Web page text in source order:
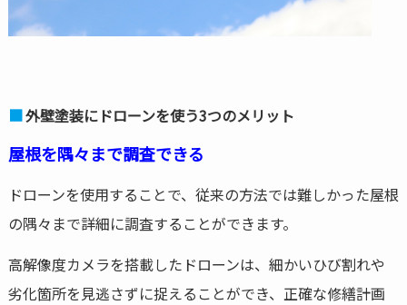
外壁塗装にドローンを使う3つのメリット
屋根を隅々まで調査できる
ドローンを使用することで、従来の方法では難しかった屋根
の隅々まで詳細に調査することができます。
高解像度カメラを搭載したドローンは、細かいひび割れや
劣化箇所を見逃さずに捉えることができ、正確な修繕計画